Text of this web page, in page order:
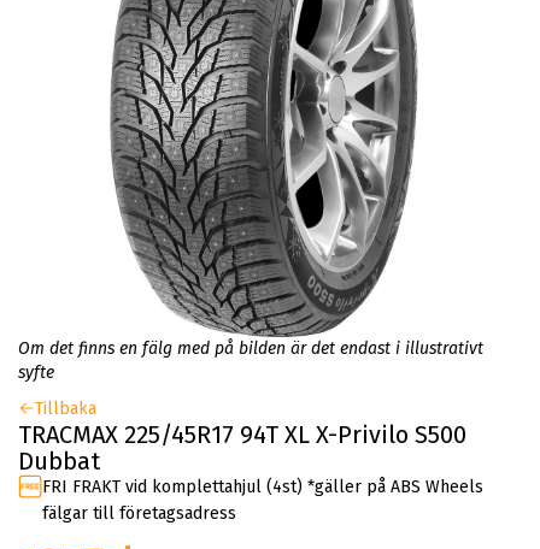
Om det finns en fälg med på bilden är det endast i illustrativt
syfte
Tillbaka
TRACMAX 225/45R17 94T XL X-Privilo S500
Dubbat
FRI FRAKT vid komplettahjul (4st) *gäller på ABS Wheels
fälgar till företagsadress